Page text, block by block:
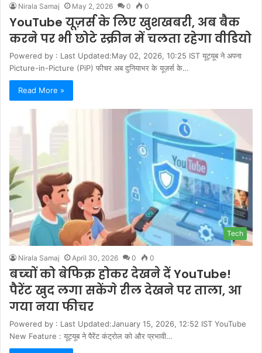
Nirala Samaj May 2, 2026 0 0
YouTube यूज़र्स के लिए खुशखबरी, अब बैक
करने पर भी छोटे स्क्रीन में चलता रहेगा वीडियो
Powered by : Last Updated:May 02, 2026, 10:25 IST यूट्यूब ने अपना
Picture-in-Picture (PiP) फीचर अब दुनियाभर के यूज़र्स के…
Read More »
Tech
Nirala Samaj April 30, 2026 0 0
बच्‍चों को बेफिक्र होकर देखने दें YouTube!
पैरेंट खुद लगा सकेंगे रील देखने पर ताला, आ
गया नया फीचर
Powered by : Last Updated:January 15, 2026, 12:52 IST YouTube
New Feature : यूट्यूब ने पैरेंट कंट्रोल को और प्रभावी…